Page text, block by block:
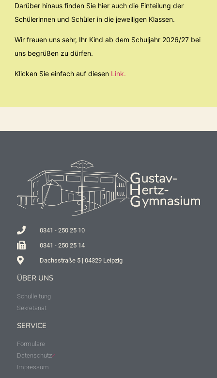
On the way to becoming an adult you think about many
you to develop fears
0341 - 250 25 10
0341 - 250 25 14
Dachsstraße 5 | 04329 Leipzig
ÜBER UNS
Schulleitung
Sekretariat
SERVICE
Formulare
Datenschutz
Impressum
Darüber hinaus finden Sie hier auch die Einteilung der
Schülerinnen und Schüler in die jeweiligen Klassen.
Wir freuen uns sehr, Ihr Kind ab dem Schuljahr 2026/27 bei
uns begrüßen zu dürfen.
Klicken Sie einfach auf diesen Link.